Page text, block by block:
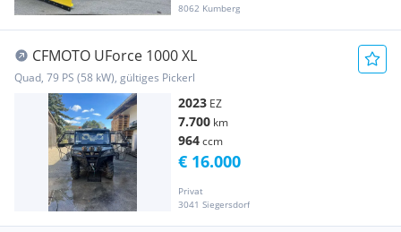
8062 Kumberg
CFMOTO UForce 1000 XL
Quad, 79 PS (58 kW), gültiges Pickerl
2023 EZ
7.700 km
964ccm
Privat
3041 Siegersdorf
€ 16.000